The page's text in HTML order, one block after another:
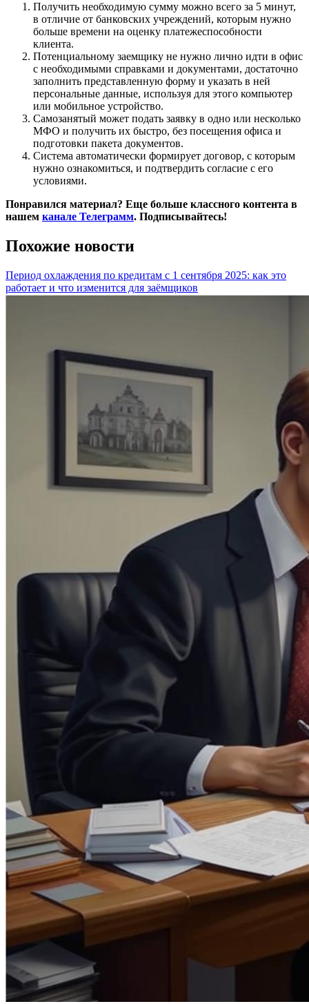
Получить необходимую сумму можно всего за 5 минут,
в отличие от банковских учреждений, которым нужно
больше времени на оценку платежеспособности
клиента.
Потенциальному заемщику не нужно лично идти в офис
с необходимыми справками и документами, достаточно
заполнить представленную форму и указать в ней
персональные данные, используя для этого компьютер
или мобильное устройство.
Самозанятый может подать заявку в одно или несколько
МФО и получить их быстро, без посещения офиса и
подготовки пакета документов.
Система автоматически формирует договор, с которым
нужно ознакомиться, и подтвердить согласие с его
условиями.
Понравился материал? Еще больше классного контента в
нашем канале Телеграмм. Подписывайтесь!
Похожие новости
Период охлаждения по кредитам с 1 сентября 2025: как это
работает и что изменится для заёмщиков